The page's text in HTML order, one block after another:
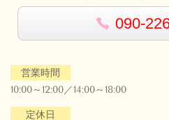
090-
営業時間
10:00～12:00／14:00～18:00
定休日